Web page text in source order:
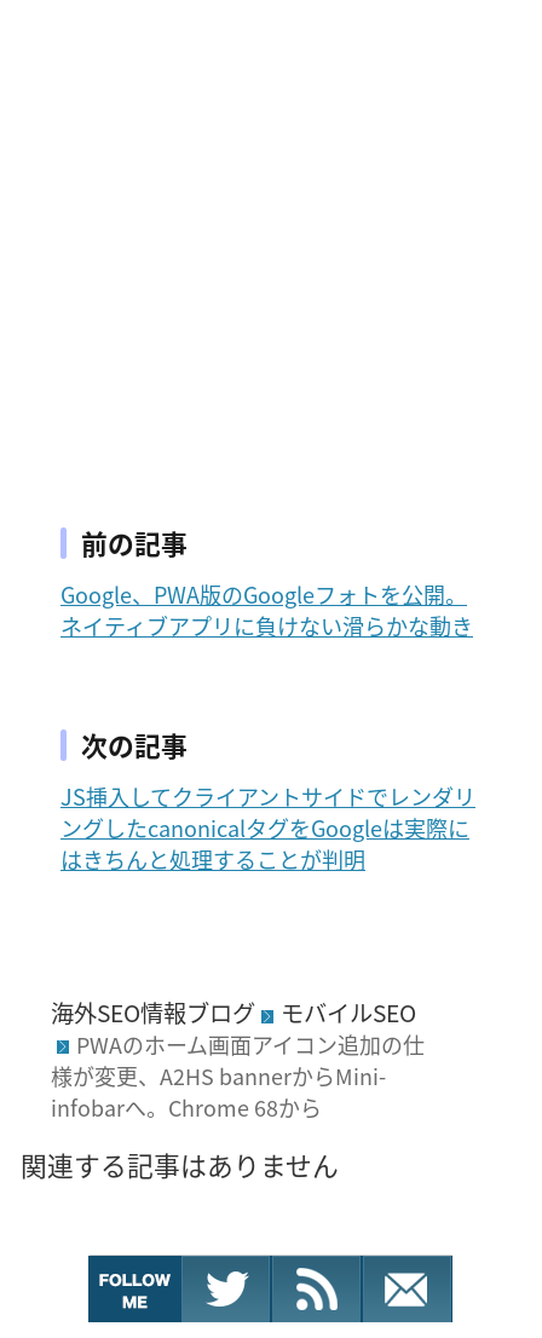
前の記事
Google、PWA版のGoogleフォトを公開。
ネイティブアプリに負けない滑らかな動き
次の記事
JS挿入してクライアントサイドでレンダリ
ングしたcanonicalタグをGoogleは実際に
はきちんと処理することが判明
海外SEO情報ブログ モバイルSEO
PWAのホーム画面アイコン追加の仕
様が変更、A2HS bannerからMini-
infobarへ。Chrome 68から
関連する記事はありません